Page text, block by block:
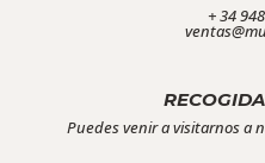
+ 34
Puedes venir a visitarnos a